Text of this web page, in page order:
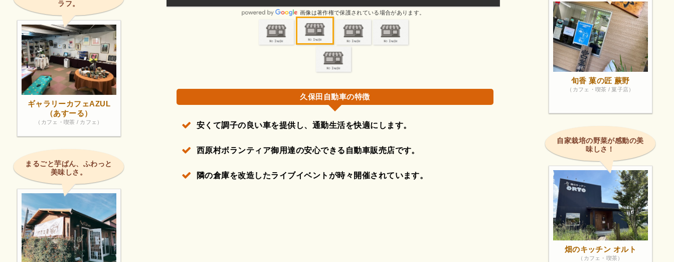
保護されている場合があります。 画像は著作権で保護されている場合があります。 画像は著作権
久保田自動車の特徴
安くて調子の良い車を提供し、通勤生活を快適にします。
西原村ボランティア御用達の安心できる自動車販売店です。
隣の倉庫を改造したライブイベントが時々開催されています。
ラフ。
ギャラリーカフェAZUL
（あすーる）
（カフェ・喫茶 / カフェ）
まるごと芋ぱん、ふわっと
美味しさ。
旬香 菓の匠 蕨野
（カフェ・喫茶 / 菓子店）
自家栽培の野菜が感動の美
味しさ！
畑のキッチン オルト
（カフェ・喫茶）